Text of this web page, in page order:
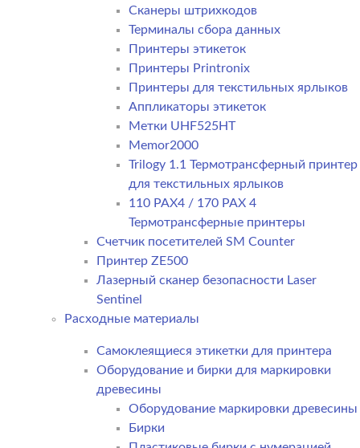
Сканеры штрихкодов
Терминалы сбора данных
Принтеры этикеток
Принтеры Printronix
Принтеры для текстильных ярлыков
Аппликаторы этикеток
Метки UHF525HT
Memor2000
Trilogy 1.1 Термотрансферный принтер
для текстильных ярлыков
110 PAX4 / 170 PAX 4
Термотрансферные принтеры
Счетчик посетителей SM Counter
Принтер ZE500
Лазерный сканер безопасности Laser
Sentinel
Расходные материалы
Самоклеящиеся этикетки для принтера
Оборудование и бирки для маркировки
древесины
Оборудование маркировки древесины
Бирки